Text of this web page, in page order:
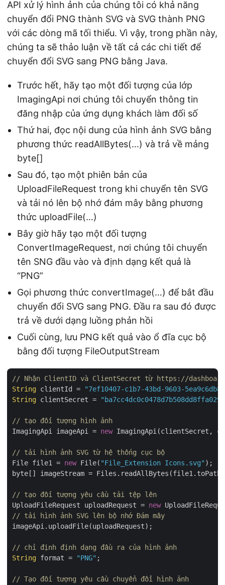
API xử lý hình ảnh của chúng tôi có khả năng
chuyển đổi PNG thành SVG và SVG thành PNG
với các dòng mã tối thiểu. Vì vậy, trong phần này,
chúng ta sẽ thảo luận về tất cả các chi tiết để
chuyển đổi SVG sang PNG bằng Java.
Trước hết, hãy tạo một đối tượng của lớp
ImagingApi nơi chúng tôi chuyển thông tin
đăng nhập của ứng dụng khách làm đối số
Thứ hai, đọc nội dung của hình ảnh SVG bằng
phương thức readAllBytes(…) và trả về mảng
byte[]
Sau đó, tạo một phiên bản của
UploadFileRequest trong khi chuyển tên SVG
và tải nó lên bộ nhớ đám mây bằng phương
thức uploadFile(…)
Bây giờ hãy tạo một đối tượng
ConvertImageRequest, nơi chúng tôi chuyển
tên SNG đầu vào và định dạng kết quả là
“PNG”
Gọi phương thức convertImage(…) để bắt đầu
chuyển đổi SVG sang PNG. Đầu ra sau đó được
trả về dưới dạng luồng phản hồi
Cuối cùng, lưu PNG kết quả vào ổ đĩa cục bộ
bằng đối tượng FileOutputStream
// Nhận ClientID và ClientSecret từ https://
String clientId =
"7ef10407-c1b7-43bd-9603-
String clientSecret =
// tạo đối tượng hình ảnh
ImagingApi imageApi = new ImagingApi(clientSecret,
// tải hình ảnh SVG từ hệ thống cục bộ
File file1 = new File( "File_Extension Icons.svg" );
byte[] imageStream =
// tạo đối tượng yêu cầu tải tệp lên
UploadFileRequest uploadRequest = new
// tải hình ảnh SVG lên bộ nhớ Đám mây
imageApi.uploadFile(uploadRequest);
// chỉ định định dạng đầu ra của hình ảnh
String format = "PNG" ;
// Tạo đối tượng yêu cầu chuyển đổi hình ảnh